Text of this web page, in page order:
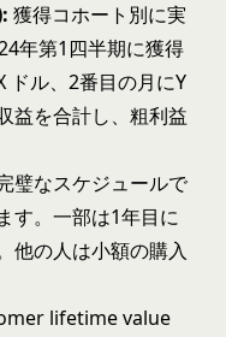
獲得コホート別に実
年第1四半期に獲得
ドル、2番目の月にY
益を合計し、粗利益
璧なスケジュールで
す。一部は1年目に
他の人は小額の購入
lifetime value